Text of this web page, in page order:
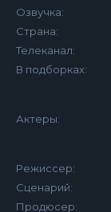
Озвучка:
Страна:
Телеканал:
В подборках:
Актеры:
Режиссер:
Сценарий:
Продюсер: